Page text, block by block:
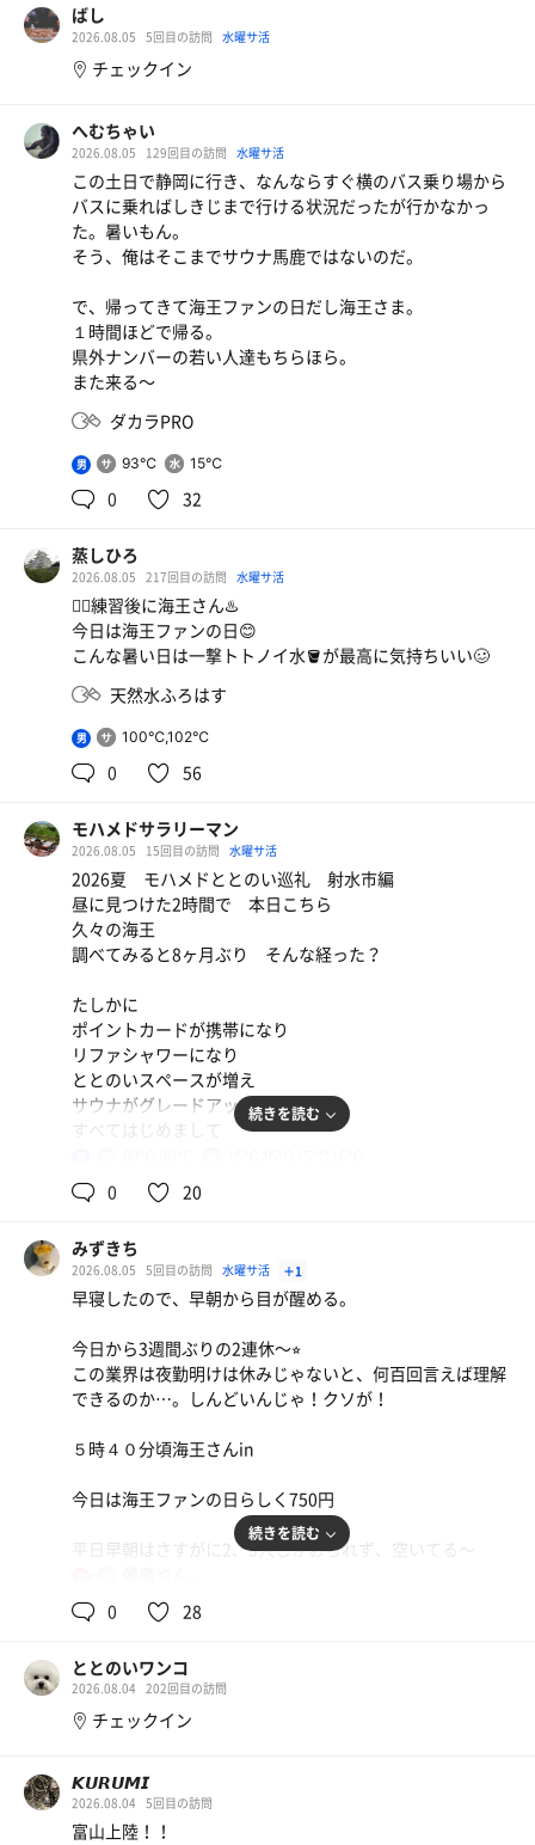
白エビ丼大盛
予想以上にボリュームがありました。ビールも飲みま
した。
生ビール🍺
サイダー&バニラ
イオンウォーター
ばし
2026.08.05 5回目の訪問 水曜サ活
チェックイン
へむちゃい
2026.08.05 129回目の訪問 水曜サ活
この土日で静岡に行き、なんならすぐ横のバス乗り場から
バスに乗ればしきじまで行ける状況だったが行かなかっ
た。暑いもん。
そう、俺はそこまでサウナ馬鹿ではないのだ。
で、帰ってきて海王ファンの日だし海王さま。
１時間ほどで帰る。
県外ナンバーの若い人達もちらほら。
また来る〜
ダカラPRO
男 93℃ 15℃
0 32
蒸しひろ
2026.08.05 217回目の訪問 水曜サ活
🏌️‍♀️練習後に海王さん♨️
今日は海王ファンの日😊
こんな暑い日は一撃トトノイ水🪣が最高に気持ちいい🥴
天然水ふろはす
男 100℃,102℃
0 56
モハメドサラリーマン
2026.08.05 15回目の訪問 水曜サ活
2026夏 モハメドととのい巡礼 射水市編
昼に見つけた2時間で 本日こちら
久々の海王
調べてみると8ヶ月ぶり そんな経った？
たしかに
ポイントカードが携帯になり
リファシャワーになり
ととのいスペースが増え
サウナがグレードアップ
すべてはじめまして
平日昼なのになかなかの人
今日明日が750円 海王ファンの日らしい
８ヶ月ぶりの人間がファンと名乗ってよいのか罪悪感
せっかくなので真源泉につかって
サウナ２セット よき汗
いろんなとこで豪快 水バシャバシャ
無料のファンがあったら
もっと海王ファンになりそうです。が
このご時世仕方ないですね。
さて帰ろう。この後も予定が。
夏のととのい巡礼まだまだ続く
続きを読む
0 20
みずきち
2026.08.05 5回目の訪問 水曜サ活 ＋1
早寝したので、早朝から目が醒める。
今日から3週間ぶりの2連休〜⭐︎
この業界は夜勤明けは休みじゃないと、何百回言えば理解
できるのか…。しんどいんじゃ！クソが！
５時４０分頃海王さんin
今日は海王ファンの日らしく750円
平日早朝はさすがに2、3人しかおられず、空いてる〜
洗体して、源泉へ
てか、貸切。
あったまったら、一回水風呂チャポンしてサウナへ
サウナも空いてる…。
それでも1人にはならない程度に出入り有り。皆さんサウ
ナ好きなのね😊
続きを読む
0 28
ととのいワンコ
2026.08.04 202回目の訪問
チェックイン
𝙆𝙐𝙍𝙐𝙈𝙄
2026.08.04 5回目の訪問
富山上陸！！